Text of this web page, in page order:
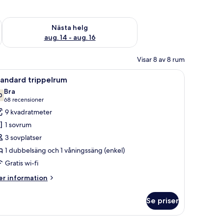
aug. 7 - aug. 9
Nästa helg
aug. 14 - aug. 16
Kontrollera tillgängligheten för nästa helg aug. 14 - aug. 16
Visar 8 av 8 rum
en tv som är monterad på väggen.
fönster och en sittgrupp. Ett litet rum med våningssängar, ett
8 trippelrum
av 10
Bra
68 recensioner
(68 recensioner)
9 kvadratmeter
1 sovrum
3 sovplatser
1 dubbelsäng och 1 våningssäng (enkel)
Gratis wi-fi
information
Se priser